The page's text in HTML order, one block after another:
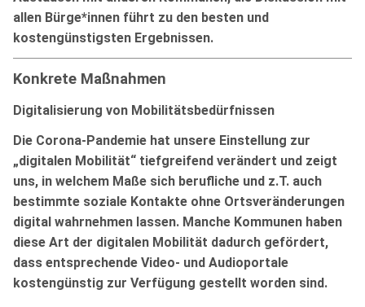
allen Bürge*innen führt zu den besten und
kostengünstigsten Ergebnissen.
Konkrete Maßnahmen
Digitalisierung von Mobilitätsbedürfnissen
Die Corona-Pandemie hat unsere Einstellung zur
„digitalen Mobilität“ tiefgreifend verändert und zeigt
uns, in welchem Maße sich berufliche und z.T. auch
bestimmte soziale Kontakte ohne Ortsveränderungen
digital wahrnehmen lassen. Manche Kommunen haben
diese Art der digitalen Mobilität dadurch gefördert,
dass entsprechende Video- und Audioportale
kostengünstig zur Verfügung gestellt worden sind.